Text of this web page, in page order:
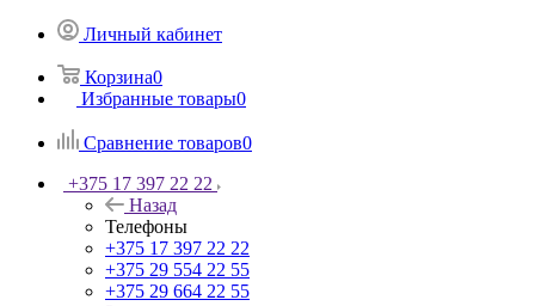
Личный кабинет
Корзина0
Избранные товары0
Сравнение товаров0
+375 17 397 22 22
Назад
Телефоны
+375 17 397 22 22
+375 29 554 22 55
+375 29 664 22 55